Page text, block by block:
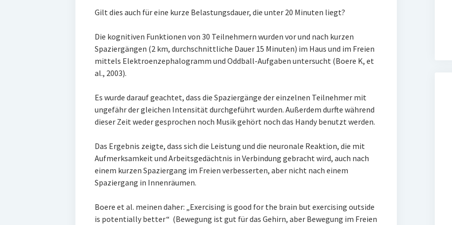
Gilt dies auch für eine kurze Belastungsdauer, die unter 20 Minuten liegt?
Die kognitiven Funktionen von 30 Teilnehmern wurden vor und nach kurzen
Spaziergängen (2 km, durchschnittliche Dauer 15 Minuten) im Haus und im Freien
mittels Elektroenzephalogramm und Oddball-Aufgaben untersucht (Boere K, et
al., 2003).
Es wurde darauf geachtet, dass die Spaziergänge der einzelnen Teilnehmer mit
ungefähr der gleichen Intensität durchgeführt wurden. Außerdem durfte während
dieser Zeit weder gesprochen noch Musik gehört noch das Handy benutzt werden.
Das Ergebnis zeigte, dass sich die Leistung und die neuronale Reaktion, die mit
Aufmerksamkeit und Arbeitsgedächtnis in Verbindung gebracht wird, auch nach
einem kurzen Spaziergang im Freien verbesserten, aber nicht nach einem
Spaziergang in Innenräumen.
Boere et al. meinen daher: „Exercising is good for the brain but exercising outside
is potentially better“ (Bewegung ist gut für das Gehirn, aber Bewegung im Freien